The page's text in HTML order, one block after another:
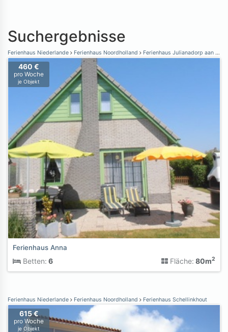
Suchergebnisse
Ferienhaus Niederlande Ferienhaus Noordholland Ferienhaus Julianadorp aan Zee
460 €
pro Woche
je Objekt
Ferienhaus Anna
Betten: 6 Fläche: 80m2
Ferienhaus Niederlande Ferienhaus Noordholland Ferienhaus Schellinkhout
615 €
pro Woche
je Objekt